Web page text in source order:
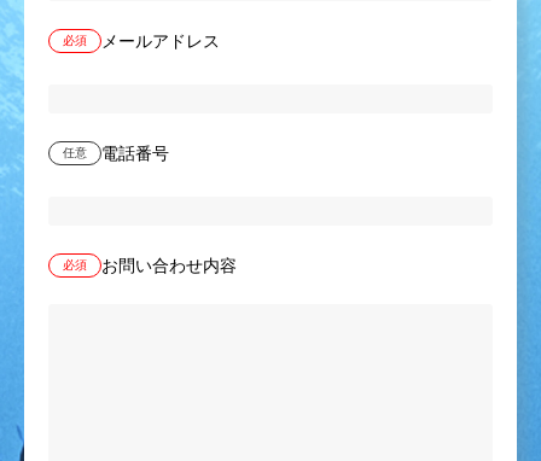
必須 メールアドレス
任意 電話番号
必須 お問い合わせ内容